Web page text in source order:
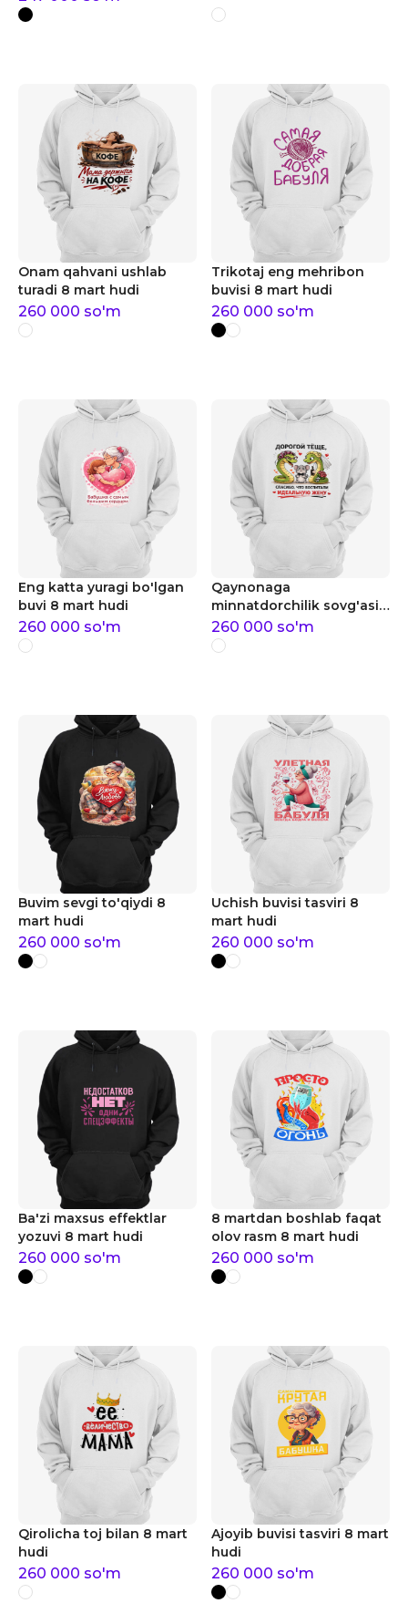
Onam qahvani ushlab
turadi 8 mart hudi
260 000 so'm
Trikotaj eng mehribon
buvisi 8 mart hudi
260 000 so'm
Eng katta yuragi bo'lgan
buvi 8 mart hudi
260 000 so'm
Qaynonaga
minnatdorchilik sovg'asi
8 mart hudi
260 000 so'm
Buvim sevgi to'qiydi 8
mart hudi
260 000 so'm
Uchish buvisi tasviri 8
mart hudi
260 000 so'm
Ba'zi maxsus effektlar
yozuvi 8 mart hudi
260 000 so'm
8 martdan boshlab faqat
olov rasm 8 mart hudi
260 000 so'm
Qirolicha toj bilan 8 mart
hudi
260 000 so'm
Ajoyib buvisi tasviri 8 mart
hudi
260 000 so'm